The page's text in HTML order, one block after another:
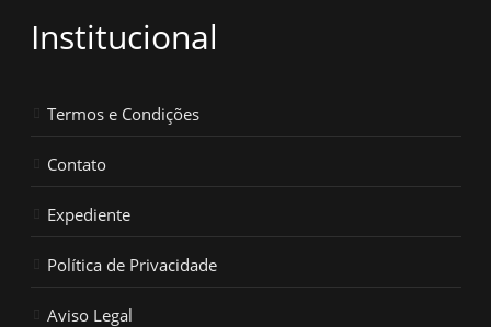
Institucional
Termos e Condições
Contato
Expediente
Política de Privacidade
Aviso Legal